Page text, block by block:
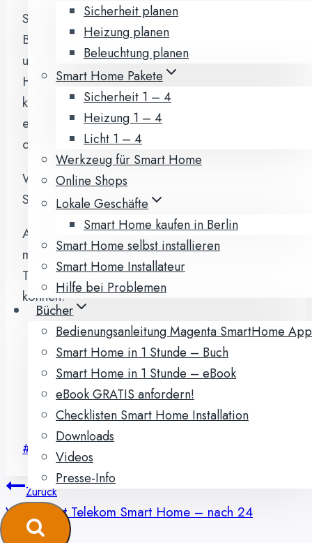
Sicherheit planen
Heizung planen
Beleuchtung planen
Smart Home Pakete
Sicherheit 1 – 4
Heizung 1 – 4
Licht 1 – 4
Werkzeug für Smart Home
Online Shops
Lokale Geschäfte
Smart Home kaufen in Berlin
Smart Home selbst installieren
Smart Home Installateur
Hilfe bei Problemen
Bücher
Bedienungsanleitung Magenta SmartHome App
Smart Home in 1 Stunde – Buch
Smart Home in 1 Stunde – eBook
eBook GRATIS anfordern!
Checklisten Smart Home Installation
Downloads
Videos
Presse-Info
Sowohl die Home Base 1 als auch die Home
Base 2 / Telekom Smart Home Zentrale
unterstützen die. Protokolle Home Matic und
Homematic IP. Der Speedport smart unterstützt
keines der beiden Homatic Protokolle. Eine
entsprechende Erweiterung per USB-Stick ist
denkbar.
Welche Homematic-Geräte sind mit Telekom
Smart Home kompatibel?
An folgenden Stellen finden sich Übersichten
mit Home Matic Geräten, Die zusammen mit
Telekom Smart Home verwendet werden
können.
Qivicon.de Produkte
Qivicon Kompatibilitätsliste
Inoffiziel nutzbare Homematic Geräte
Qivicon Community
Shop auf WWW.SmartHome.de
Schlagworte:
# Homematic#Telekom
Beitragsnavigation
Zurück
Was kostet Telekom Smart Home – nach 24
Monaten?